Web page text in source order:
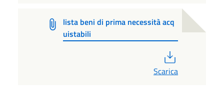
lista beni di prima necessità acq
uistabili
Scarica